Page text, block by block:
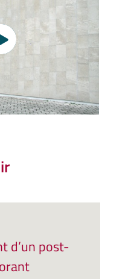
d’un post-